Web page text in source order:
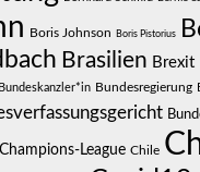
Boris Johnson Boris Pistorius
Brasilien Brexit
Bundeskanzler*in Bundesregierung
Champions-League Chile